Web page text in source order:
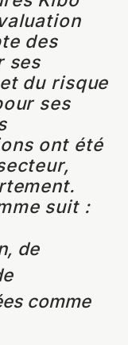
des
ses
du risque
ses
ont été
suit :
de
comme